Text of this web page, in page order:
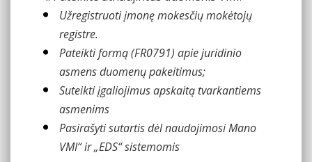
Užregistruoti įmonę mokesčių mokėtojų
registre.
Pateikti formą (FR0791) apie juridinio
asmens duomenų pakeitimus;
Suteikti įgaliojimus apskaitą tvarkantiems
asmenims
Pasirašyti sutartis dėl naudojimosi Mano
VMI“ ir „EDS“ sistemomis